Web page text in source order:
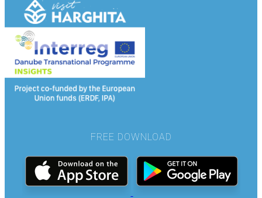
FREE DOWNLOAD